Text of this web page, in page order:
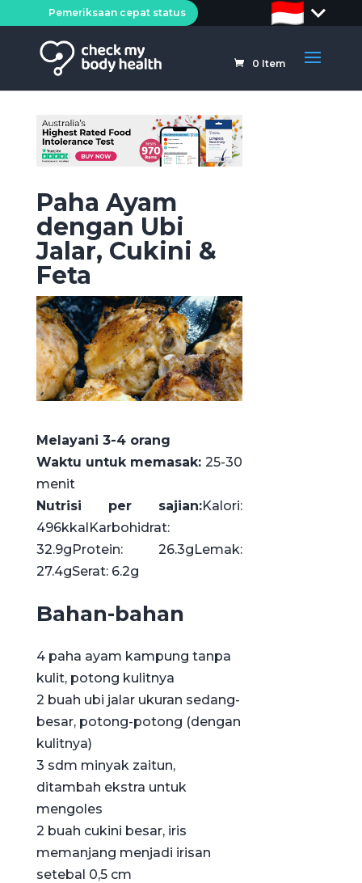
Pemeriksaan cepat status
0 Item
Paha Ayam
dengan Ubi
Jalar, Cukini &
Feta
Melayani 3-4 orang
Waktu untuk memasak: 25-30
menit
Nutrisi per sajian:Kalori:
496kkal Karbohidrat:
32.9g Protein: 26.3g Lemak:
27.4gSerat: 6.2g
Bahan-bahan
4 paha ayam kampung tanpa
kulit, potong kulitnya
2 buah ubi jalar ukuran sedang-
besar, potong-potong (dengan
kulitnya)
3 sdm minyak zaitun,
ditambah ekstra untuk
mengoles
2 buah cukini besar, iris
memanjang menjadi irisan
setebal 0,5 cm